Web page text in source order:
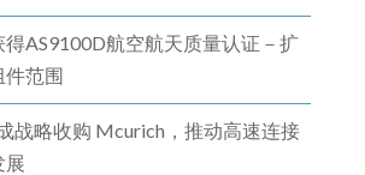
AS9100D航空航天质量认证－扩
件范围
战略收购 Mcurich，推动高速连接
展